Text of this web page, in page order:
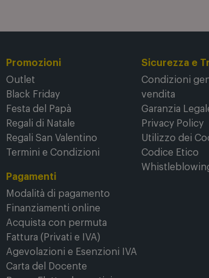
Promozioni
Outlet
Black Friday
Festa del Papà
Regali di Natale
Regali San Valentino
Termini e Condizioni
Pagamenti
Modalità di pagamento
Finanziamenti online
Acquista con permuta
Fattura (Privati e IVA)
Agevolazioni e Esenzioni IVA
Sicurezza e
Condizioni
vendita
Garanzia Legale
Privacy Policy
Utilizzo dei
Codice Etico